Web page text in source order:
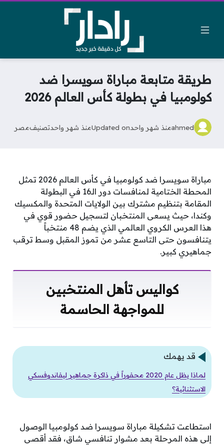
طريقة متابعة مباراة سويسرا ضد
كولومبيا في بطولة كأس العالم 2026
ahmedمنذ شهر واحدUpdated onمنذ شهر واحدتصنيفمصر
مباراة سويسرا ضد كولومبيا في كأس العالم 2026 تمثل
المحطة الختامية لمنافسات دور الـ16 في البطولة
المقامة بتنظيم مشترك بين الولايات المتحدة والمكسيك
وكندا، حيث يسعى المنتخبان لتسجيل حضور قوي في
هذا العرس الكروي العالمي الذي يضم 48 منتخباً
يتنافسون حتى التاسع عشر من تموز المقبل وسط ترقب
جماهيري كبير.
كواليس تأهل المنتخبين
للمواجهة الحاسمة
قد يهمك
لماذا يظل عام 2020 محفوراً في ذاكرة جماهير ليفاندوفسكي
الاستثنائية؟
استطاعت تشكيلة مباراة سويسرا ضد كولومبيا الوصول
إلى هذه المرحلة بعد مشوار تنافسي شاق، فقد أقصى